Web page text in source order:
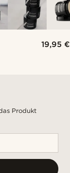
19,95 €
Produkt